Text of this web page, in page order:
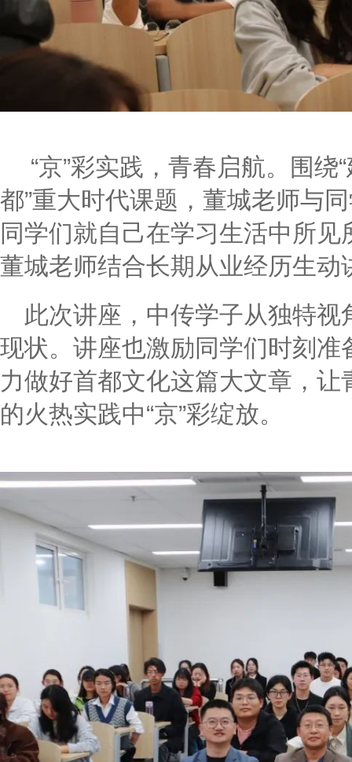
“京”彩实践，青春启航。围
都”重大时代课题，董城老师与
同学们就自己在学习生活中所
董城老师结合长期从业经历生
此次讲座，中传学子从独特
现状。讲座也激励同学们时刻
力做好首都文化这篇大文章，
的火热实践中“京”彩绽放。